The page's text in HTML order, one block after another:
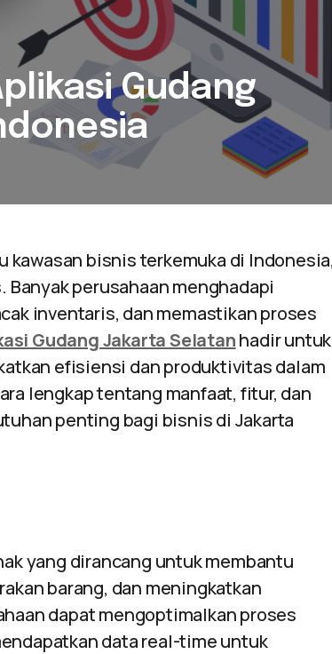
Gudang
kawasan bisnis terkemuka di Indonesia,
perusahaan menghadapi
inventaris, dan memastikan proses
Gudang Jakarta Selatanhadir untuk
efisiensi dan produktivitas dalam
lengkap tentang manfaat, fitur, dan
penting bagi bisnis di Jakarta
yang dirancang untuk membantu
barang, dan meningkatkan
dapat mengoptimalkan proses
data real-time untuk